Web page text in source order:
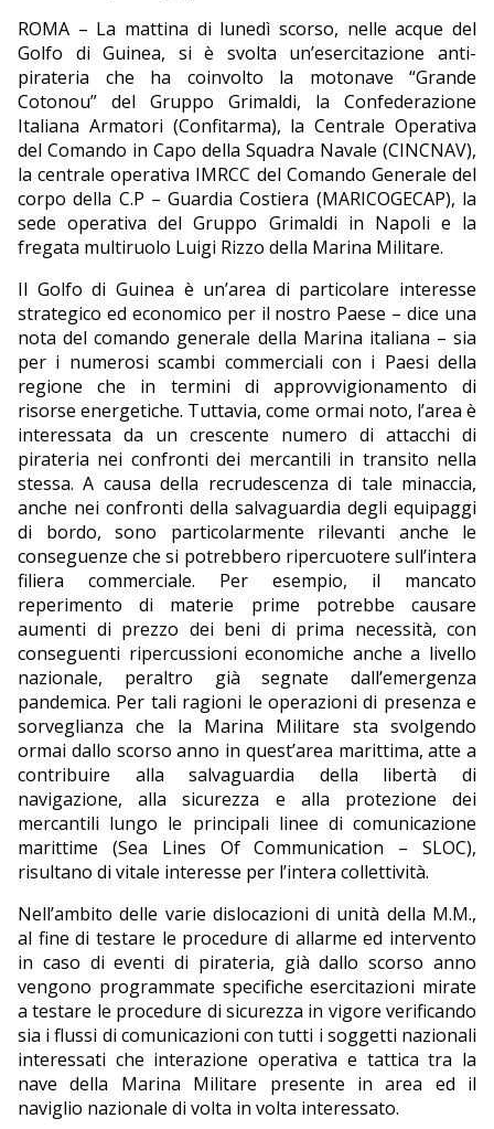
ROMA – La mattina di lunedì scorso, nelle acque del
Golfo di Guinea, si è svolta un’esercitazione anti-
pirateria che ha coinvolto la motonave “Grande
Cotonou” del Gruppo Grimaldi, la Confederazione
Italiana Armatori (Confitarma), la Centrale Operativa
del Comando in Capo della Squadra Navale (CINCNAV),
la centrale operativa IMRCC del Comando Generale del
corpo della C.P – Guardia Costiera (MARICOGECAP), la
sede operativa del Gruppo Grimaldi in Napoli e la
fregata multiruolo Luigi Rizzo della Marina Militare.
Il Golfo di Guinea è un’area di particolare interesse
strategico ed economico per il nostro Paese – dice una
nota del comando generale della Marina italiana – sia
per i numerosi scambi commerciali con i Paesi della
regione che in termini di approvvigionamento di
risorse energetiche. Tuttavia, come ormai noto, l’area è
interessata da un crescente numero di attacchi di
pirateria nei confronti dei mercantili in transito nella
stessa. A causa della recrudescenza di tale minaccia,
anche nei confronti della salvaguardia degli equipaggi
di bordo, sono particolarmente rilevanti anche le
conseguenze che si potrebbero ripercuotere sull’intera
filiera commerciale. Per esempio, il mancato
reperimento di materie prime potrebbe causare
aumenti di prezzo dei beni di prima necessità, con
conseguenti ripercussioni economiche anche a livello
nazionale, peraltro già segnate dall’emergenza
pandemica. Per tali ragioni le operazioni di presenza e
sorveglianza che la Marina Militare sta svolgendo
ormai dallo scorso anno in quest’area marittima, atte a
contribuire alla salvaguardia della libertà di
navigazione, alla sicurezza e alla protezione dei
mercantili lungo le principali linee di comunicazione
marittime (Sea Lines Of Communication – SLOC),
risultano di vitale interesse per l’intera collettività.
Nell’ambito delle varie dislocazioni di unità della M.M.,
al fine di testare le procedure di allarme ed intervento
in caso di eventi di pirateria, già dallo scorso anno
vengono programmate specifiche esercitazioni mirate
a testare le procedure di sicurezza in vigore verificando
sia i flussi di comunicazioni con tutti i soggetti nazionali
interessati che interazione operativa e tattica tra la
nave della Marina Militare presente in area ed il
naviglio nazionale di volta in volta interessato.